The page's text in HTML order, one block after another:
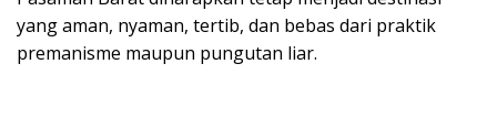
yang aman, nyaman, tertib, dan bebas dari praktik
premanisme maupun pungutan liar.